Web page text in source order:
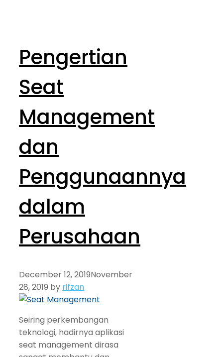
Pengertian
Seat
Management
dan
Penggunaannya
dalam
Perusahaan
December 12, 2019November
28, 2019 by rifzan
Seiring perkembangan
teknologi, hadirnya aplikasi
seat management dirasa